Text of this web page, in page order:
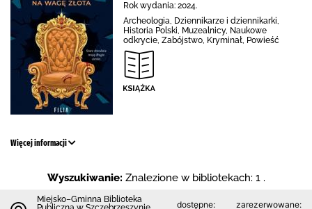
Rok wydania: 2024.
Archeologia, Dziennikarze i dziennikarki,
Historia Polski, Muzealnicy, Naukowe
odkrycie, Zabójstwo, Kryminał, Powieść
Więcej informacji
Wyszukiwanie: Znalezione w bibliotekach: 1 .
Miejsko–Gminna Biblioteka
dostępne: zarezerwowane: